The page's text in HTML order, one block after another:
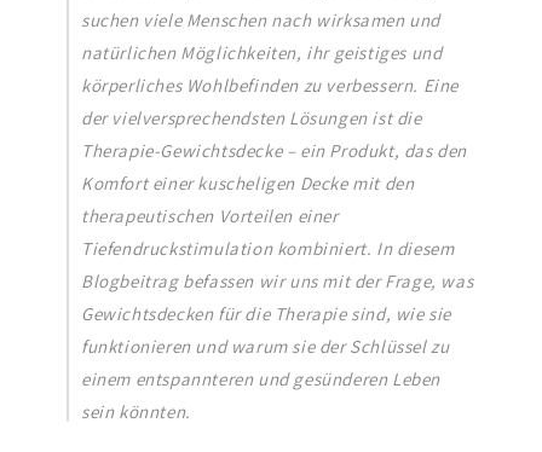
suchen viele Menschen nach wirksamen und
natürlichen Möglichkeiten, ihr geistiges und
körperliches Wohlbefinden zu verbessern. Eine
der vielversprechendsten Lösungen ist die
Therapie-Gewichtsdecke – ein Produkt, das den
Komfort einer kuscheligen Decke mit den
therapeutischen Vorteilen einer
Tiefendruckstimulation kombiniert. In diesem
Blogbeitrag befassen wir uns mit der Frage, was
Gewichtsdecken für die Therapie sind, wie sie
funktionieren und warum sie der Schlüssel zu
einem entspannteren und gesünderen Leben
sein könnten.